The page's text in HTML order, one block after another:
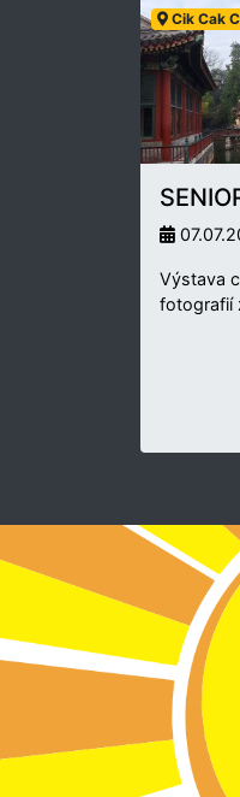
Cik Cak
Výstava
fotografií